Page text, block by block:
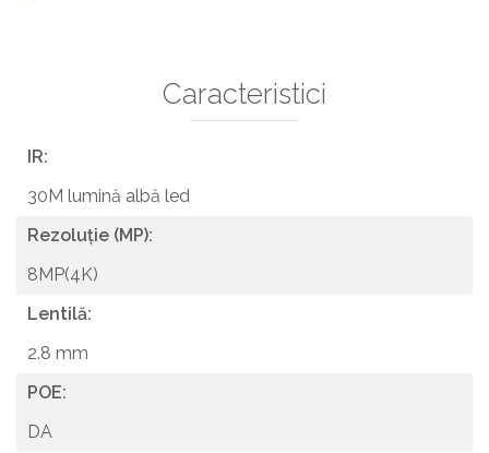
Caracteristici
IR:
30M lumină albă led
Rezoluție (MP):
8MP(4K)
Lentilă:
2.8 mm
POE:
DA